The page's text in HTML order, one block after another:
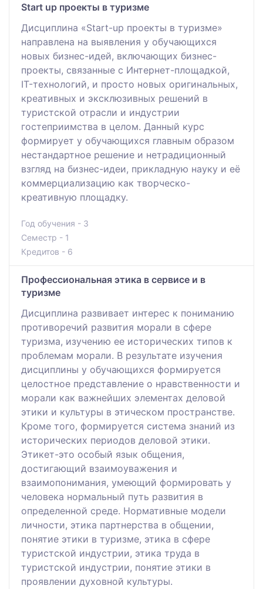
Start up проекты в туризме
Дисциплина «Start-up проекты в туризме»
направлена на выявления у обучающихся
новых бизнес-идей, включающих бизнес-
проекты, связанные с Интернет-площадкой,
IT-технологий, и просто новых оригинальных,
креативных и эксклюзивных решений в
туристской отрасли и индустрии
гостеприимства в целом. Данный курс
формирует у обучающихся главным образом
нестандартное решение и нетрадиционный
взгляд на бизнес-идеи, прикладную науку и её
коммерциализацию как творческо-
креативную площадку.
Год обучения - 3
Семестр - 1
Кредитов - 6
Профессиональная этика в сервисе и в
туризме
Дисциплина развивает интерес к пониманию
противоречий развития морали в сфере
туризма, изучению ее исторических типов к
проблемам морали. В результате изучения
дисциплины у обучающихся формируется
целостное представление о нравственности и
морали как важнейших элементах деловой
этики и культуры в этическом пространстве.
Кроме того, формируется система знаний из
исторических периодов деловой этики.
Этикет-это особый язык общения,
достигающий взаимоуважения и
взаимопонимания, умеющий формировать у
человека нормальный путь развития в
определенной среде. Нормативные модели
личности, этика партнерства в общении,
понятие этики в туризме, этика в сфере
туристской индустрии, этика труда в
туристской индустрии, понятие этики в
проявлении духовной культуры.